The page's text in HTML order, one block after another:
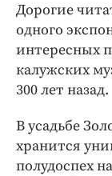
Клиника
Бренд
Дорогие
одного
интересных
калужских
300 лет назад.
В усадьбе
хранится
полудоспех